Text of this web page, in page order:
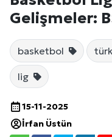
Gelişmeler:
basketbol
lig
15-11-2025
İrfan Üstün